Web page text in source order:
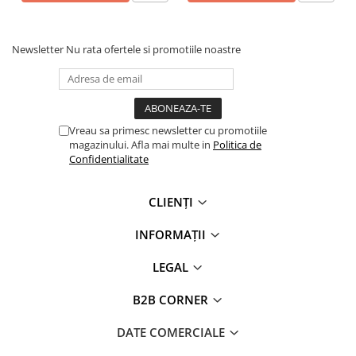
Newsletter Nu rata ofertele si promotiile noastre
Vreau sa primesc newsletter cu promotiile
magazinului. Afla mai multe in Politica de
Confidentialitate
CLIENȚI
INFORMAȚII
LEGAL
B2B CORNER
DATE COMERCIALE